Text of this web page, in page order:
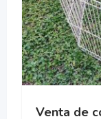
Venta de